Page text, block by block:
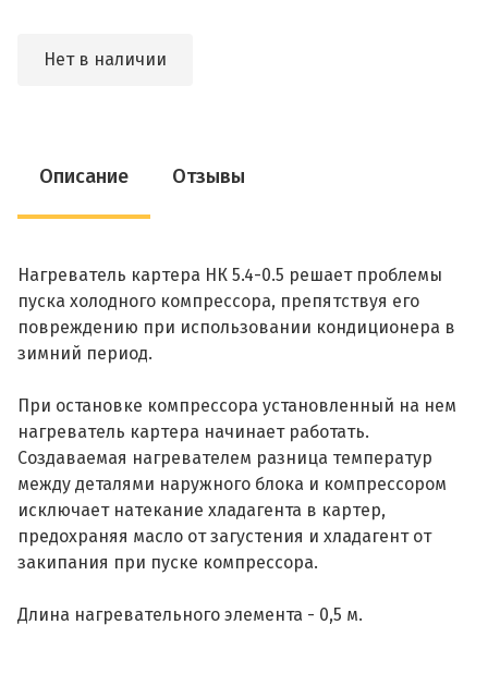
Нет в наличии
Описание Отзывы
Нагреватель картера НК 5.4-0.5 решает проблемы
пуска холодного компрессора, препятствуя его
повреждению при использовании кондиционера в
зимний период.
При остановке компрессора установленный на нем
нагреватель картера начинает работать.
Создаваемая нагревателем разница температур
между деталями наружного блока и компрессором
исключает натекание хладагента в картер,
предохраняя масло от загустения и хладагент от
закипания при пуске компрессора.
Длина нагревательного элемента - 0,5 м.